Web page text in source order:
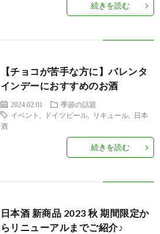
イ
ン
シ
ョ
続きを読む
【チョコが苦手な方に】バレンタ
インデーにおすすめのお酒
2024.02.01
季節の話題
イベント
ドイツビール, リキュール,
日本
酒
続きを読む
日本酒 新商品 2023 秋 期間限定か
らリニューアルまでご紹介♪